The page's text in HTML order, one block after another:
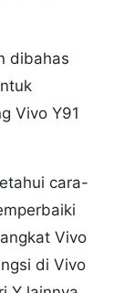
dibahas
Vivo Y91
cara-
Vivo
di Vivo